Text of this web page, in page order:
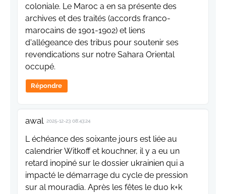
coloniale. Le Maroc a en sa présente des
archives et des traités (accords franco-
marocains de 1901-1902) et liens
d'allégeance des tribus pour soutenir ses
revendications sur notre Sahara Oriental
occupé.
Répondre
awal 2025-12-23 08:43:24
L échéance des soixante jours est liée au
calendrier Witkoff et kouchner, il y a eu un
retard inopiné sur le dossier ukrainien qui a
impacté le démarrage du cycle de pression
sur al mouradia. Après les fêtes le duo k+k